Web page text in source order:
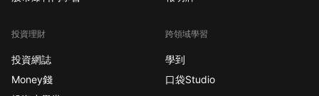
投資理財
投資網誌
Money錢
跨領域學習
學到
口袋Studio